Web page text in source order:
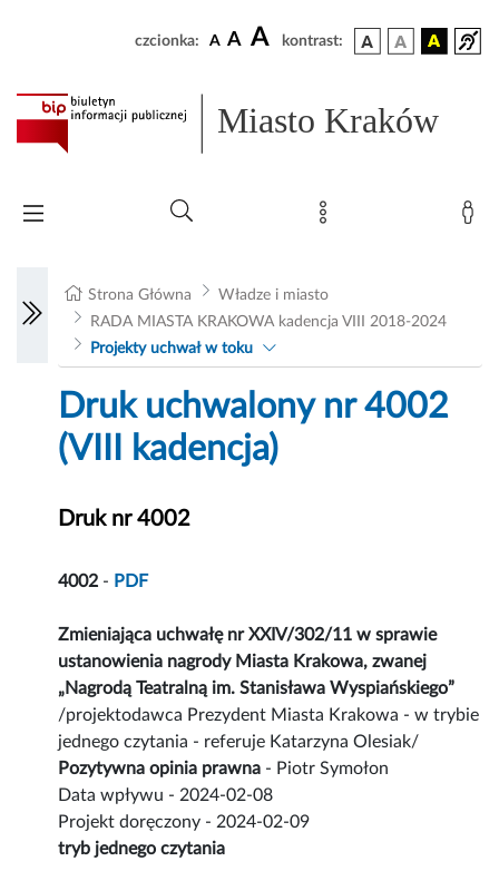
czcionka: A A A kontrast:
Miasto Kraków
Strona Główna
Władze i miasto
RADA MIASTA KRAKOWA kadencja VIII 2018-2024
Projekty uchwał w toku
Druk uchwalony nr 4002
(VIII kadencja)
Druk nr 4002
4002 - PDF
Zmieniająca uchwałę nr XXIV/302/11 w sprawie
ustanowienia nagrody Miasta Krakowa, zwanej
„Nagrodą Teatralną im. Stanisława Wyspiańskiego”
/projektodawca Prezydent Miasta Krakowa - w trybie
jednego czytania - referuje Katarzyna Olesiak/
Pozytywna opinia prawna - Piotr Symołon
Data wpływu - 2024-02-08
Projekt doręczony - 2024-02-09
tryb jednego czytania